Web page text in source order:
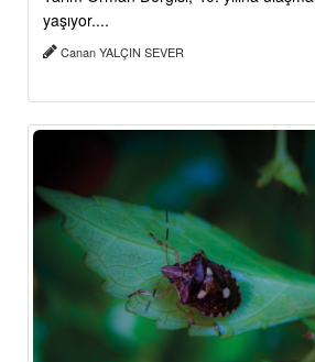
yaşıyor....
Canan YALÇIN SEVER